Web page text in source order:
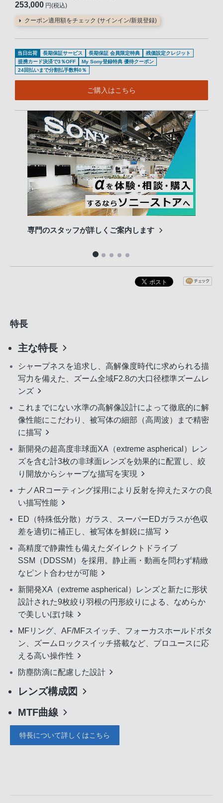
253,000 円(税込)
クーポン適用額をチェック (サインイン/新規登録)
当日出荷 長期保証サービス 長期保証 会員限定特典
残価設定クレジット
提携カード決済で3％OFF
My Sony登録特典 優待クーポン
24回払いまで分割払手数料0％
ご購入はこちら
専門のスタッフが詳しくご案内します
特長
主な特長
シャープネスを追求し、高解像度時代に求められる描
写力を備えた、ズーム全域F2.8の大口径標準ズームレ
ンズ
これまでにない水準の高解像設計によって徹底的に解
像性能にこだわり、被写体の細部（高周波）まで精密
に描写
新開発の超高度非球面XA（extreme aspherical）レン
ズを含む計3枚の非球面レンズを効果的に配置し、絞
り開放からシャープな描写を実現
ナノARコーティング採用により反射を抑えたヌケの良
い描写性能
ED（特殊低分散）ガラス、スーパーEDガラスが色収
差を適切に補正し、被写体を鮮鋭に描写
高精度で静粛性も備えたダイレクトドライブ
SSM（DDSSM）を採用。静止画・動画を問わず精緻
なピント合わせが可能
新開発XA（extreme aspherical）レンズと新たに形状
設計された9枚絞り羽根の円形絞りによる、なめらか
で美しいぼけ味
MFリング、AF/MFスイッチ、フォーカスホールドボタ
ン、ズームロックスイッチ搭載など、プロユースに応
える高い操作性
防塵防滴に配慮した設計
レンズ構成図
MTF曲線
特長について詳しくはこちら